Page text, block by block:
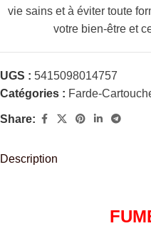
vie sains et à éviter toute
votre bien-être et
UGS : 5415098014757
Catégories : Farde-
Share:
Description